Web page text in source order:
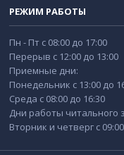
РЕЖИМ РАБОТЫ
Пн - Пт с 08:00 до 17:00
Перерыв с 12:00 до 13:00
Приемные дни:
Понедельник с 13:00 до
Среда с 08:00 до 16:30
Дни работы читального
Вторник и четверг с